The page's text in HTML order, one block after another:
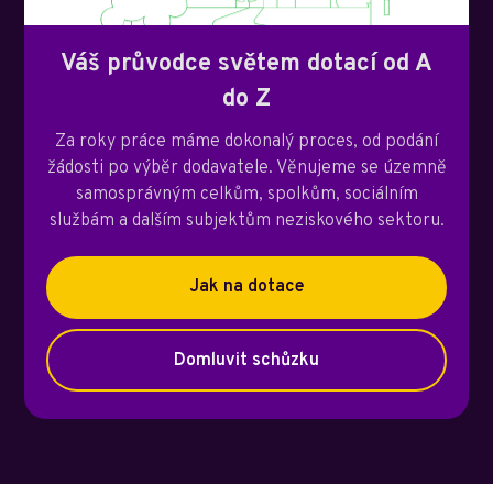
Váš průvodce světem dotací od A
do Z
Za roky práce máme dokonalý proces, od podání
žádosti po výběr dodavatele. Věnujeme se územně
samosprávným celkům, spolkům, sociálním
službám a dalším subjektům neziskového sektoru.
Jak na dotace
Domluvit schůzku